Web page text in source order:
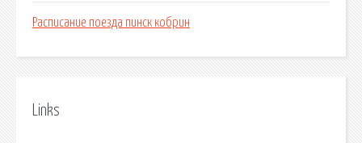
Расписание поезда пинск кобрин
Links